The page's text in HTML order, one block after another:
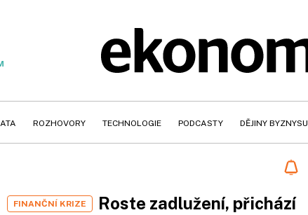
ROZHOVORY TECHNOLOGIE PODCASTY DĚJINY BYZNYSU
FINANČNÍ KRIZE
Roste zadlužení, přichází